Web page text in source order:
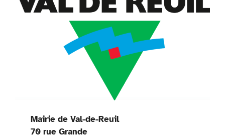
Mairie de Val-de-Reuil
70 rue Grande